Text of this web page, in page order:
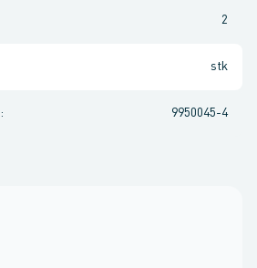
2
stk
: 9950045-4